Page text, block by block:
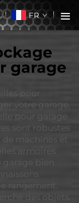
FR
garage
pour
votre garage,
pour garage
sont robustes
machines et
armoires
bien
rangement.
des objets.